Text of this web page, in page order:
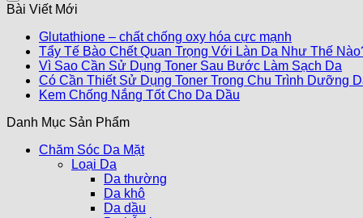
Bài Viết Mới
Glutathione – chất chống oxy hóa cực mạnh
Tẩy Tế Bào Chết Quan Trọng Với Làn Da Như Thế
Vì Sao Cần Sử Dụng Toner Sau Bước Làm Sạch Da
Có Cần Thiết Sử Dụng Toner Trong Chu Trình Dưỡng
Kem Chống Nắng Tốt Cho Da Dầu
Danh Mục Sản Phẩm
Chăm Sóc Da Mặt
Loại Da
Da thường
Da khô
Da dầu